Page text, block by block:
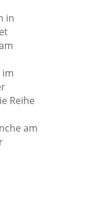
in
im
Reihe
am